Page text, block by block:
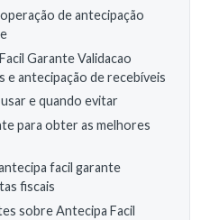
de antecipação
Garante Validacao
e antecipação de recebíveis
e quando evitar
para obter as melhores
facil garante
fiscais
sobre Antecipa Facil